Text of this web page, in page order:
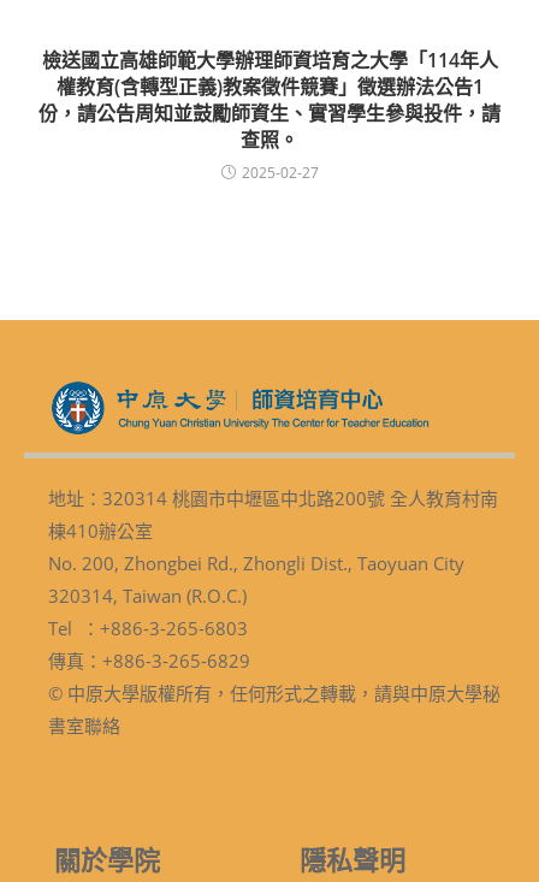
檢送國立高雄師範大學辦理師資培育之大學「114年人
權教育(含轉型正義)教案徵件競賽」徵選辦法公告1
份，請公告周知並鼓勵師資生、實習學生參與投件，請
查照。
2025-02-27
地址：320314 桃園市中壢區中北路200號 全人教育村南
棟410辦公室
No. 200, Zhongbei Rd., Zhongli Dist., Taoyuan City
320314, Taiwan (R.O.C.)
Tel ：+886-3-265-6803
傳真：+886-3-265-6829
© 中原大學版權所有，任何形式之轉載，請與中原大學秘
書室聯絡
關於學院 隱私聲明